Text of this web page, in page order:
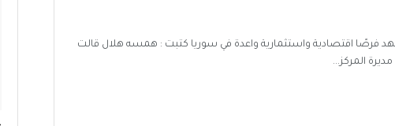
فرصًا اقتصادية واستثمارية واعدة في سوريا كتبت : همسه هلال قالت
المركز...